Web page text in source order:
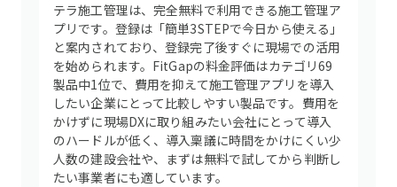
テラ施工管理は、完全無料で利用できる施工管理ア
プリです。登録は「簡単3STEPで今日から使える」
と案内されており、登録完了後すぐに現場での活用
を始められます。FitGapの料金評価はカテゴリ69
製品中1位で、費用を抑えて施工管理アプリを導入
したい企業にとって比較しやすい製品です。費用を
かけずに現場DXに取り組みたい会社にとって導入
のハードルが低く、導入稟議に時間をかけにくい少
人数の建設会社や、まずは無料で試してから判断し
たい事業者にも適しています。